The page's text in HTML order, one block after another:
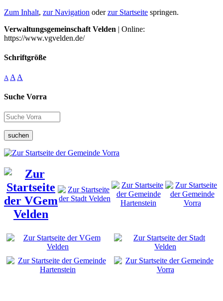
Zum Inhalt, zur Navigation oderzur Startseite springen.
Verwaltungsgemeinschaft Velden | Online:
https://www.vgvelden.de/
Schriftgröße
A A A
Suche Vorra
suchen